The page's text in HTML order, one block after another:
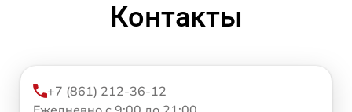
Контакты
+7 (861) 212-36-12